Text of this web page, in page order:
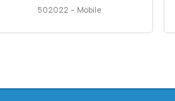
502022 - Mobile